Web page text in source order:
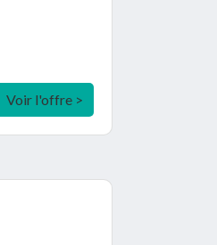
Voir l'offre >